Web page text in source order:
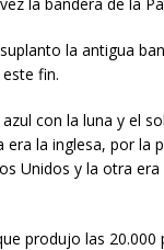
la antigua
fin.
azul con la luna y el
era la inglesa, por la
Unidos y la otra
produjo las 20.000